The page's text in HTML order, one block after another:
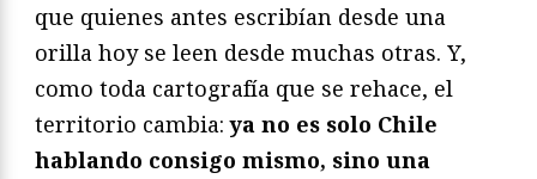
que quienes antes escribían desde una
orilla hoy se leen desde muchas otras. Y,
como toda cartografía que se rehace, el
territorio cambia:ya no es solo Chile
hablando consigo mismo, sino una